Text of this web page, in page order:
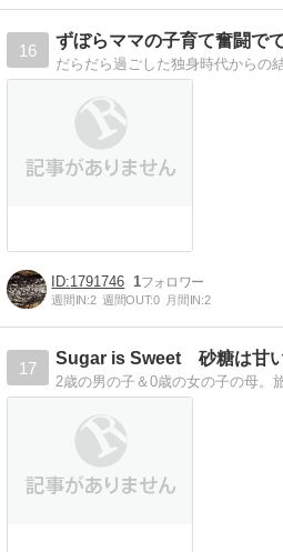
16
ずぼらママの子育て奮闘で
1791746 1
週間IN:2 週間OUT:0 月間IN:2
17
Sugar is Sweet 砂糖は甘